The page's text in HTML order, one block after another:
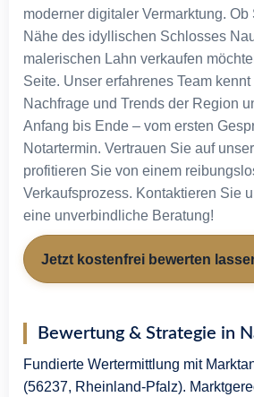
Tippgeber
Kontakt
moderner digitaler Vermarktung.
Nähe des idyllischen Schlosses
malerischen Lahn verkaufen
Seite. Unser erfahrenes Team
Nachfrage und Trends der Region
Anfang bis Ende – vom ersten
Notartermin. Vertrauen Sie auf
profitieren Sie von einem
Verkaufsprozess. Kontaktieren Sie
eine unverbindliche Beratung!
Jetzt kostenfrei bewerten
Bewertung & Strategie in
Fundierte Wertermittlung mit
(56237, Rheinland-Pfalz).